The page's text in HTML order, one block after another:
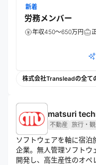
より、営業組織の生産性
グループの一員として
新着
労務メンバー
年収450～650万円
株式会社Transleadの全て
matsuri
不動産 旅行・
ソフトウェアを軸に宿泊
企業。無人管理ソフトウ
開発し、高生産性のオペ